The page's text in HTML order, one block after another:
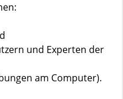
und Experten der
am Computer).